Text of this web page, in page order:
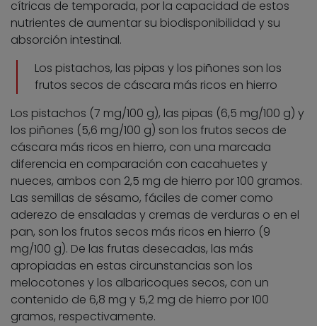
cítricas de temporada, por la capacidad de estos
nutrientes de aumentar su biodisponibilidad y su
absorción intestinal.
Los pistachos, las pipas y los piñones son los
frutos secos de cáscara más ricos en hierro
Los pistachos (7 mg/100 g), las pipas (6,5 mg/100 g) y
los piñones (5,6 mg/100 g) son los frutos secos de
cáscara más ricos en hierro, con una marcada
diferencia en comparación con cacahuetes y
nueces, ambos con 2,5 mg de hierro por 100 gramos.
Las semillas de sésamo, fáciles de comer como
aderezo de ensaladas y cremas de verduras o en el
pan, son los frutos secos más ricos en hierro (9
mg/100 g). De las frutas desecadas, las más
apropiadas en estas circunstancias son los
melocotones y los albaricoques secos, con un
contenido de 6,8 mg y 5,2 mg de hierro por 100
gramos, respectivamente.